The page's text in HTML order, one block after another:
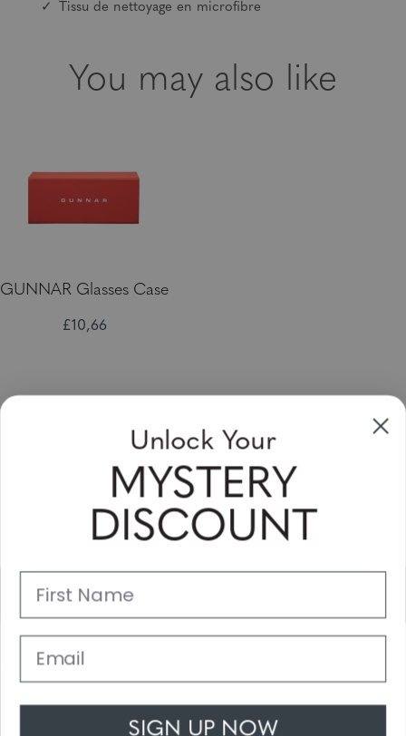
Tissu de nettoyage en microfibre
You may also like
GUNNAR Glasses Case
£10,66
Sign Up & Save
Sale up to 20% off for your next purchase in this month!
Support
Unlock Your
MYSTERY
DISCOUNT
First Name
Email
SIGN UP NOW